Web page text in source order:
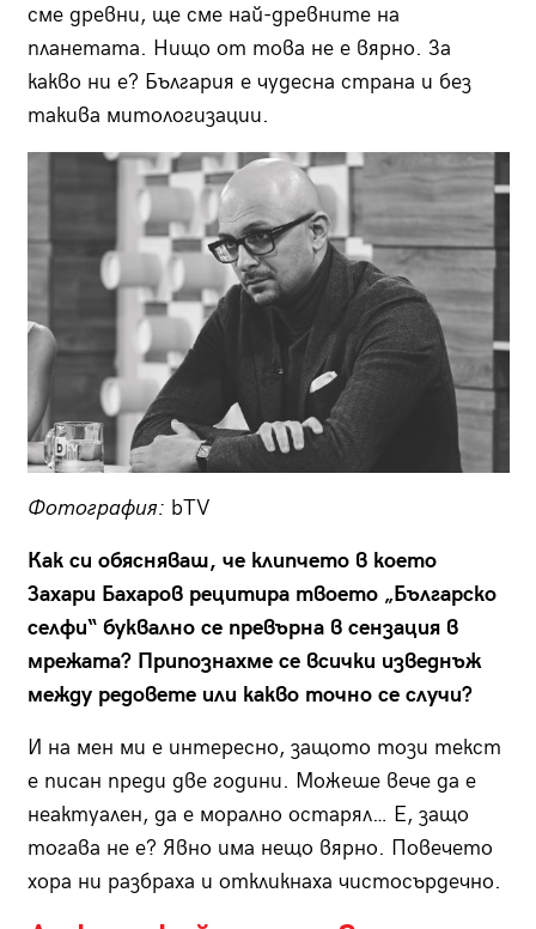
сме древни, ще сме най-древните на
планетата. Нищо от това не е вярно. За
какво ни е? България е чудесна страна и без
такива митологизации.
Фотография: bTV
Как си обясняваш, че клипчето в което
Захари Бахаров рецитира твоето „Българско
селфи“ буквално се превърна в сензация в
мрежата? Припознахме се всички изведнъж
между редовете или какво точно се случи?
И на мен ми е интересно, защото този текст
е писан преди две години. Можеше вече да е
неактуален, да е морално остарял… Е, защо
тогава не е? Явно има нещо вярно. Повечето
хора ни разбраха и откликнаха чистосърдечно.